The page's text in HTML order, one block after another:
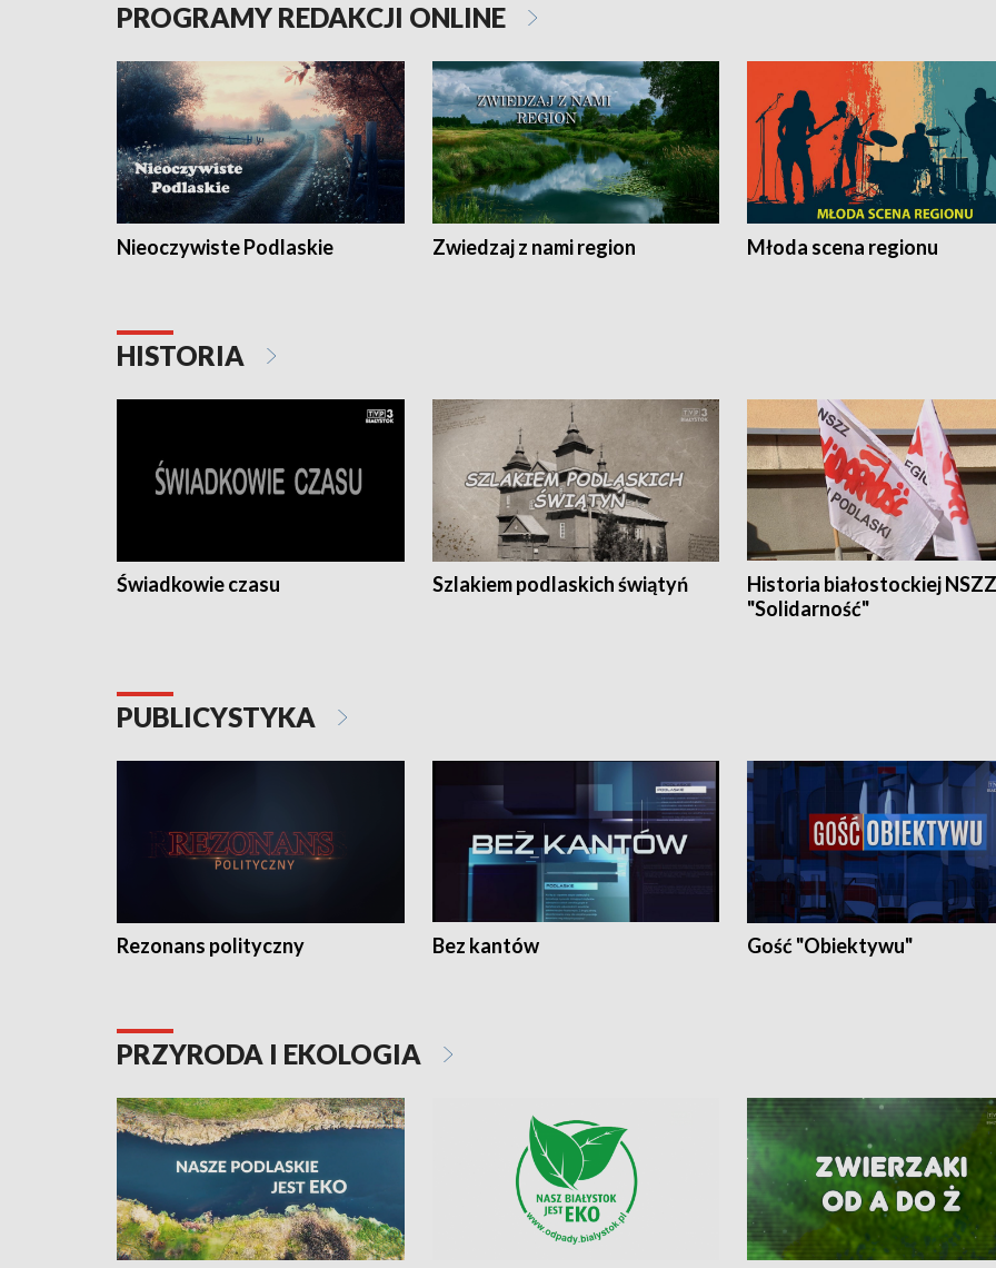
PROGRAMY REDAKCJI ONLINE
Nieoczywiste Podlaskie Zwiedzaj z nami region Młoda scena regionu
HISTORIA
Świadkowie czasu Szlakiem podlaskich świątyń
Historia białostockiej NSZZ
"Solidarność"
PUBLICYSTYKA
Rezonans polityczny Bez kantów Gość "Obiektywu"
PRZYRODA I EKOLOGIA